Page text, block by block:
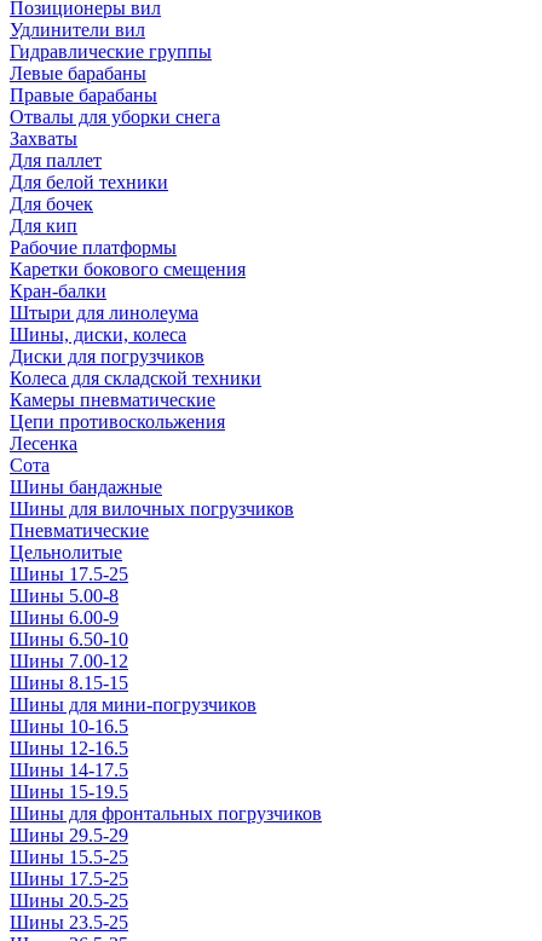
Позиционеры вил
Удлинители вил
Гидравлические группы
Левые барабаны
Правые барабаны
Отвалы для уборки снега
Захваты
Для паллет
Для белой техники
Для бочек
Для кип
Рабочие платформы
Каретки бокового смещения
Кран-балки
Штыри для линолеума
Шины, диски, колеса
Диски для погрузчиков
Колеса для складской техники
Камеры пневматические
Цепи противоскольжения
Лесенка
Сота
Шины бандажные
Шины для вилочных погрузчиков
Пневматические
Цельнолитые
Шины 17.5-25
Шины 5.00-8
Шины 6.00-9
Шины 6.50-10
Шины 7.00-12
Шины 8.15-15
Шины для мини-погрузчиков
Шины 10-16.5
Шины 12-16.5
Шины 14-17.5
Шины 15-19.5
Шины для фронтальных погрузчиков
Шины 29.5-29
Шины 15.5-25
Шины 17.5-25
Шины 20.5-25
Шины 23.5-25